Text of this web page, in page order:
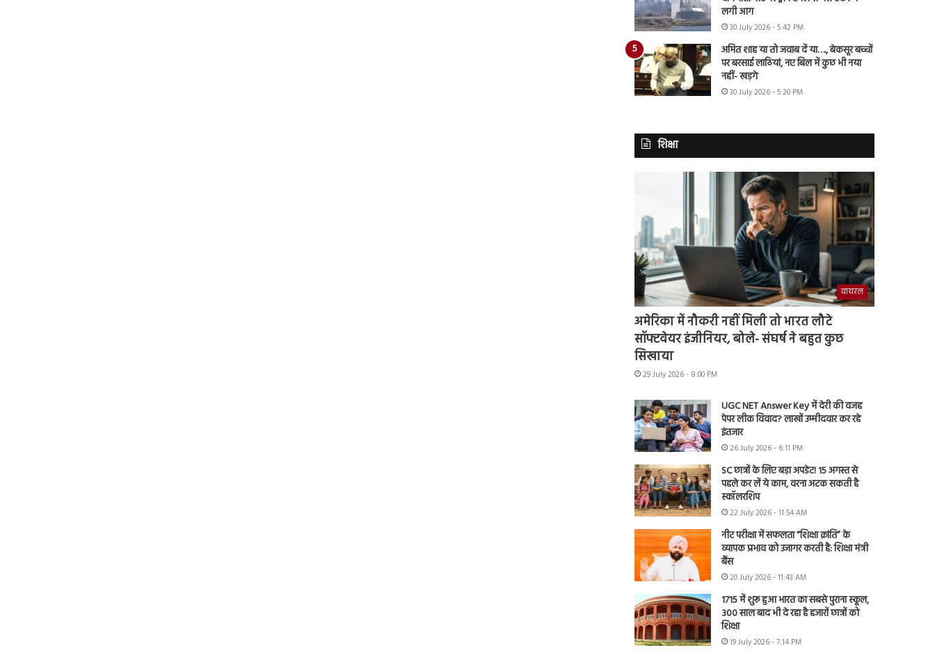
लगी आग
30 July 2026 - 5:42 PM
अमित शाह या तो जवाब दें या…., बेकसूर बच्चों
पर बरसाई लाठियां, नए बिल में कुछ भी नया
नहीं- खड़गे
30 July 2026 - 5:20 PM
शिक्षा
वायरल
अमेरिका में नौकरी नहीं मिली तो भारत लौटे
सॉफ्टवेयर इंजीनियर, बोले- संघर्ष ने बहुत कुछ
सिखाया
29 July 2026 - 8:00 PM
UGC NET Answer Key में देरी की वजह
पेपर लीक विवाद? लाखों उम्मीदवार कर रहे
इंतजार
26 July 2026 - 6:11 PM
SC छात्रों के लिए बड़ा अपडेट! 15 अगस्त से
पहले कर लें ये काम, वरना अटक सकती है
स्कॉलरशिप
22 July 2026 - 11:54 AM
नीट परीक्षा में सफलता “शिक्षा क्रांति” के
व्यापक प्रभाव को उजागर करती है: शिक्षा मंत्री
बैंस
20 July 2026 - 11:43 AM
1715 में शुरू हुआ भारत का सबसे पुराना स्कूल,
300 साल बाद भी दे रहा है हजारों छात्रों को
शिक्षा
19 July 2026 - 7:14 PM